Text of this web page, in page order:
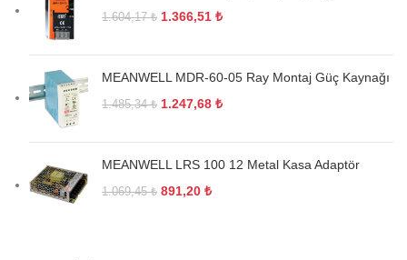
1.604,17₺ 1.366,51 ₺
MEANWELL MDR-60-05 Ray Montaj Güç Kaynağı
1.485,34₺ 1.247,68 ₺
MEANWELL LRS 100 12 Metal Kasa Adaptör
1.069,45₺ 891,20 ₺